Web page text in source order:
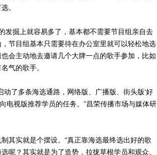
。
掘上就容易多了，基本都不需要节目组亲自去
节目组基本只需要待在办公室里就可以轻松地选
会主动地去邀请几个大牌一点的歌手参加，比如
气的歌手。
了多条海选通路，网络版、广播版、街头版‘好
电视版推荐学员的任务。”昌荣传播市场与媒体研
实就是个摆设。“真正靠海选最终选出好的歌
呢？其实就是为了造势，拉拢草根学员和观众。